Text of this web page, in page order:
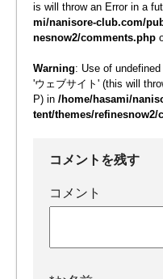
is will throw an Error in a
mi/nanisore-club.com/
nesnow2/comments.php
Warning: Use of
'ウェブサイト' (this will
P) in /home/hasami/
tent/themes/refinesnow2/
コメントを残す
コメント